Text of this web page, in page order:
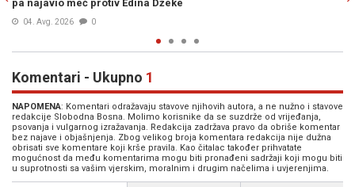
porodičnog doma
04. Avg. 2026
Komentari - Ukupno 1
NAPOMENA: Komentari odražavaju stavove njihovih autora, a ne nužno i stavove
redakcije Slobodna Bosna. Molimo korisnike da se suzdrže od vrijeđanja,
psovanja i vulgarnog izražavanja. Redakcija zadržava pravo da obriše komentar
bez najave i objašnjenja. Zbog velikog broja komentara redakcija nije dužna
obrisati sve komentare koji krše pravila. Kao čitalac također prihvatate
mogućnost da među komentarima mogu biti pronađeni sadržaji koji mogu biti
u suprotnosti sa vašim vjerskim, moralnim i drugim načelima i uvjerenjima.